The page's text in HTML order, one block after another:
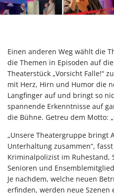
Einen anderen Weg wählt die
die Themen in Episoden auf
Theaterstück „Vorsicht Falle!“
mit Herz, Hirn und Humor die
Langfinger auf und bringt so
spannende Erkenntnisse auf
die Bühne. Getreu dem Motto:
„Unsere Theatergruppe bringt
Unterhaltung zusammen“,
Kriminalpolizist im Ruhestand,
Senioren und
Je nachdem, welche neuen
erfinden, werden neue Szenen